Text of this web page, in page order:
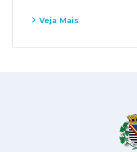
Veja Mais